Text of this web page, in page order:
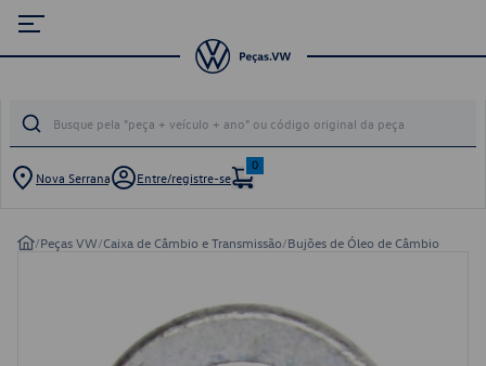
Nova Serrana Entre/registre-se
0
/Peças VW/Caixa de Câmbio e Transmissão/Bujões de Óleo de Câmbio